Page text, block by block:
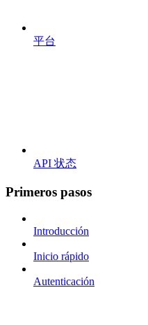
平台
API 状态
Primeros pasos
Introducción
Inicio rápido
Autenticación